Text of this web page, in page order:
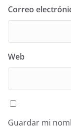
Correo
Web
Guardar mi